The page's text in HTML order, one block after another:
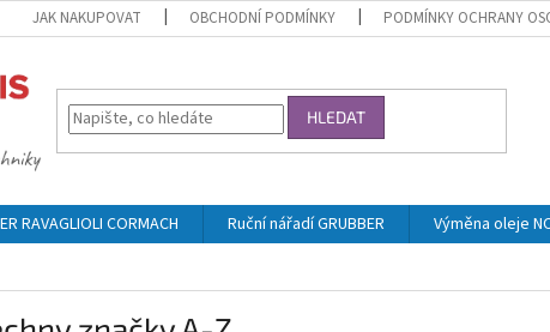
JAK NAKUPOVAT OBCHODNÍ PODMÍNKY PODMÍNKY OCHRANY
HLEDAT
RAVAGLIOLI CORMACH Ruční nářadí GRUBBER Výměna oleje